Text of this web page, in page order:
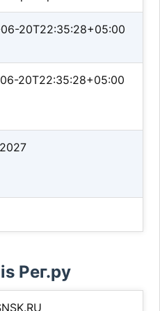
20T22:35:28+05:00
20T22:35:28+05:00
Рег.ру